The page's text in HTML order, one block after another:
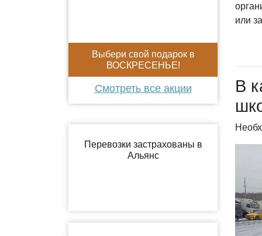
Выбери свой подарок в
ВОСКРЕСЕНЬЕ!
Смотреть все акции
или
В